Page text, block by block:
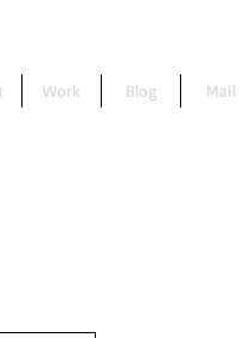
Work Blog Mail